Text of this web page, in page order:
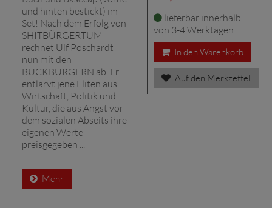
und hinten bestickt) im
Set! Nach dem Erfolg von
SHITBÜRGERTUM
rechnet Ulf Poschardt
nun mit den
BÜCKBÜRGERN ab. Er
entlarvt jene Eliten aus
Wirtschaft, Politik und
Kultur, die aus Angst vor
dem sozialen Abseits ihre
eigenen Werte
preisgegeben ...
Mehr
lieferbar innerhalb
von 3-4 Werktagen
In den Warenkorb
Auf den Merkzettel